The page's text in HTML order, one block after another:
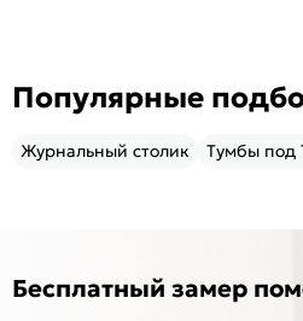
Популярные
Журнальный столик Тумбы под
Бесплатный замер